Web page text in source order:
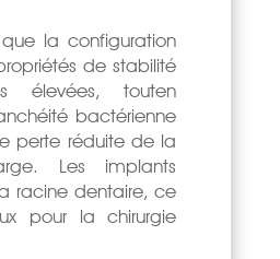
la configuration
de stabilité
élevées, touten
bactérienne
perte réduite de la
Les implants
racine dentaire, ce
pour la chirurgie